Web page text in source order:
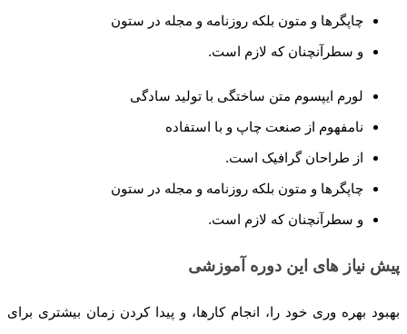
چاپگرها و متون بلکه روزنامه و مجله در ستون
و سطرآنچنان که لازم است.
لورم ایپسوم متن ساختگی با تولید سادگی
نامفهوم از صنعت چاپ و با استفاده
از طراحان گرافیک است.
چاپگرها و متون بلکه روزنامه و مجله در ستون
و سطرآنچنان که لازم است.
پیش نیاز های این دوره آموزشی
بهبود بهره وری خود را، انجام کارها، و پیدا کردن زمان بیشتری برای